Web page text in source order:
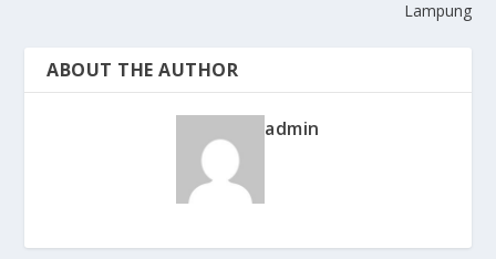
Lampung
ABOUT THE AUTHOR
admin